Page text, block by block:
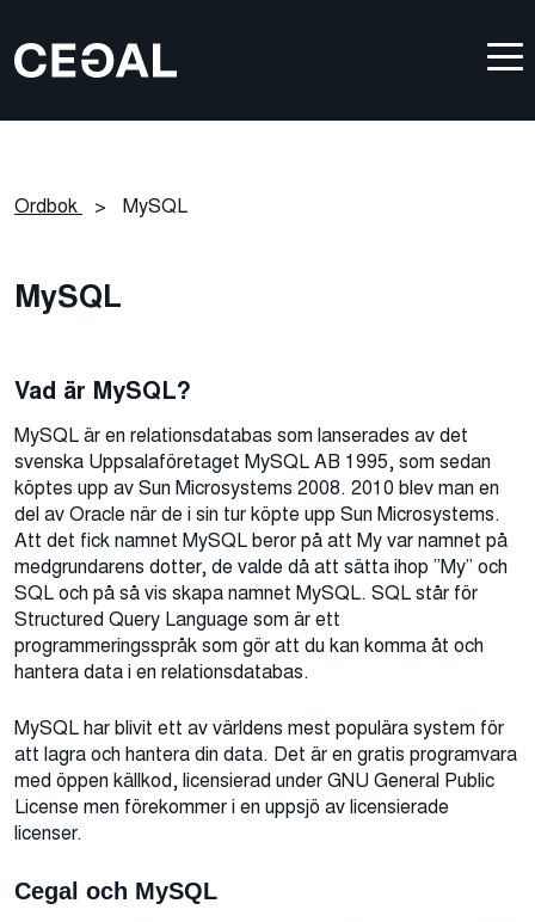
Ordbok > MySQL
MySQL
Vad är MySQL?
MySQL är en relationsdatabas som lanserades av det
svenska Uppsalaföretaget MySQL AB 1995, som sedan
köptes upp av Sun Microsystems 2008. 2010 blev man en
del av Oracle när de i sin tur köpte upp Sun Microsystems.
Att det fick namnet MySQL beror på att My var namnet på
medgrundarens dotter, de valde då att sätta ihop ”My” och
SQL och på så vis skapa namnet MySQL. SQL står för
Structured Query Language som är ett
programmeringsspråk som gör att du kan komma åt och
hantera data i en relationsdatabas.
MySQL har blivit ett av världens mest populära system för
att lagra och hantera din data. Det är en gratis programvara
med öppen källkod, licensierad under GNU General Public
License men förekommer i en uppsjö av licensierade
licenser.
Cegal och MySQL